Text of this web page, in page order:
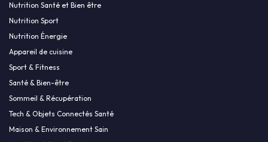
Nutrition Santé et Bien être
Nutrition Sport
Nutrition Énergie
Appareil de cuisine
Sport & Fitness
Santé & Bien-être
Sommeil & Récupération
Tech & Objets Connectés Santé
Maison & Environnement Sain